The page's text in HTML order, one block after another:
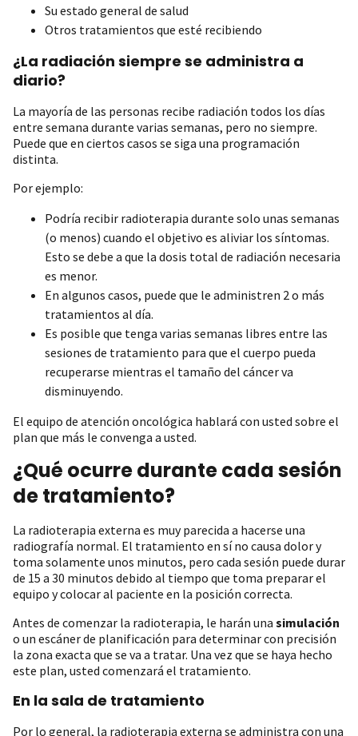
Su estado general de salud
Otros tratamientos que esté recibiendo
¿La radiación siempre se administra a
diario?
La mayoría de las personas recibe radiación todos los días
entre semana durante varias semanas, pero no siempre.
Puede que en ciertos casos se siga una programación
distinta.
Por ejemplo:
Podría recibir radioterapia durante solo unas semanas
(o menos) cuando el objetivo es aliviar los síntomas.
Esto se debe a que la dosis total de radiación necesaria
es menor.
En algunos casos, puede que le administren 2 o más
tratamientos al día.
Es posible que tenga varias semanas libres entre las
sesiones de tratamiento para que el cuerpo pueda
recuperarse mientras el tamaño del cáncer va
disminuyendo.
El equipo de atención oncológica hablará con usted sobre el
plan que más le convenga a usted.
¿Qué ocurre durante cada sesión
de tratamiento?
La radioterapia externa es muy parecida a hacerse una
radiografía normal. El tratamiento en sí no causa dolor y
toma solamente unos minutos, pero cada sesión puede durar
de 15 a 30 minutos debido al tiempo que toma preparar el
equipo y colocar al paciente en la posición correcta.
Antes de comenzar la radioterapia, le harán una simulación
o un escáner de planificación para determinar con precisión
la zona exacta que se va a tratar. Una vez que se haya hecho
este plan, usted comenzará el tratamiento.
En la sala de tratamiento
Por lo general, la radioterapia externa se administra con una